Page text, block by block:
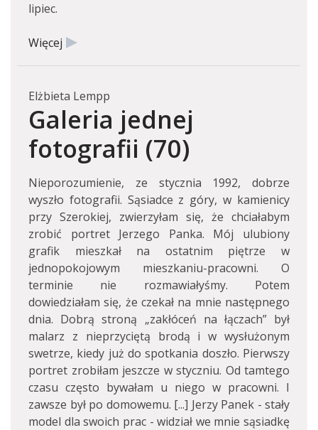
lipiec.
Więcej
Elżbieta Lempp
Galeria jednej
fotografii (70)
Nieporozumienie, ze stycznia 1992, dobrze
wyszło fotografii. Sąsiadce z góry, w kamienicy
przy Szerokiej, zwierzyłam się, że chciałabym
zrobić portret Jerzego Panka. Mój ulubiony
grafik mieszkał na ostatnim piętrze w
jednopokojowym mieszkaniu-pracowni. O
terminie nie rozmawiałyśmy. Potem
dowiedziałam się, że czekał na mnie następnego
dnia. Dobrą stroną „zakłóceń na łączach” był
malarz z nieprzyciętą brodą i w wysłużonym
swetrze, kiedy już do spotkania doszło. Pierwszy
portret zrobiłam jeszcze w styczniu. Od tamtego
czasu często bywałam u niego w pracowni. I
zawsze był po domowemu. [...] Jerzy Panek - stały
model dla swoich prac - widział we mnie sąsiadkę